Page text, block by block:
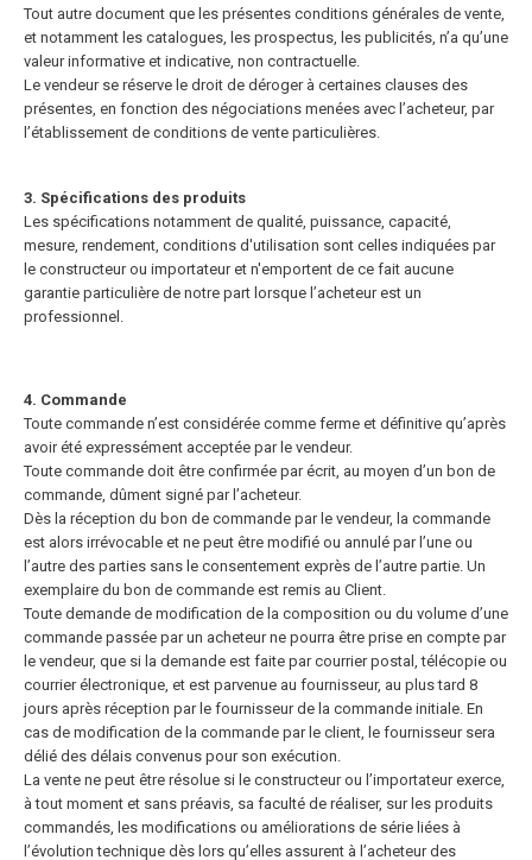
Tout autre document que les présentes conditions générales de vente,
et notamment les catalogues, les prospectus, les publicités, n’a qu’une
valeur informative et indicative, non contractuelle.
Le vendeur se réserve le droit de déroger à certaines clauses des
présentes, en fonction des négociations menées avec l’acheteur, par
l’établissement de conditions de vente particulières.
3. Spécifications des produits
Les spécifications notamment de qualité, puissance, capacité,
mesure, rendement, conditions d'utilisation sont celles indiquées par
le constructeur ou importateur et n'emportent de ce fait aucune
garantie particulière de notre part lorsque l’acheteur est un
professionnel.
4. Commande
Toute commande n’est considérée comme ferme et définitive qu’après
avoir été expressément acceptée par le vendeur.
Toute commande doit être confirmée par écrit, au moyen d’un bon de
commande, dûment signé par l’acheteur.
Dès la réception du bon de commande par le vendeur, la commande
est alors irrévocable et ne peut être modifié ou annulé par l’une ou
l’autre des parties sans le consentement exprès de l’autre partie. Un
exemplaire du bon de commande est remis au Client.
Toute demande de modification de la composition ou du volume d’une
commande passée par un acheteur ne pourra être prise en compte par
le vendeur, que si la demande est faite par courrier postal, télécopie ou
courrierélectronique, et est parvenue au fournisseur, au plus tard 8
jours après réception par le fournisseur de la commande initiale. En
cas de modification de la commande par le client, le fournisseur sera
délié des délais convenus pour son exécution.
La vente ne peut être résolue si le constructeur ou l’importateur exerce,
à tout moment et sans préavis, sa faculté de réaliser, sur les produits
commandés, les modifications ou améliorations de série liées à
l’évolution technique dès lors qu’elles assurent à l’acheteur des